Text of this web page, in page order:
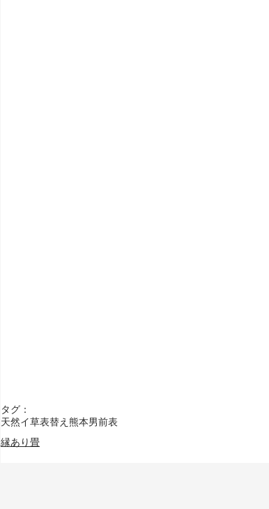
タグ：
天然イ草表替え 熊本男前表
縁あり畳